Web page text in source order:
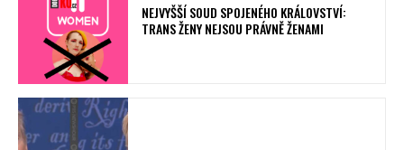
NEJVYŠŠÍ SOUD SPOJENÉHO KRÁLOVSTVÍ:
TRANS ŽENY NEJSOU PRÁVNĚ ŽENAMI